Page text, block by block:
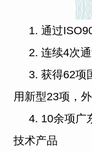
1. 通过
2. 连续4次通
3. 获得62项
用新型23项，
4. 10余项广
技术产品